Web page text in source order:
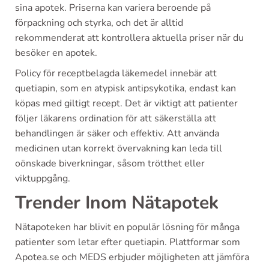
sina apotek. Priserna kan variera beroende på
förpackning och styrka, och det är alltid
rekommenderat att kontrollera aktuella priser när du
besöker en apotek.
Policy för receptbelagda läkemedel innebär att
quetiapin, som en atypisk antipsykotika, endast kan
köpas med giltigt recept. Det är viktigt att patienter
följer läkarens ordination för att säkerställa att
behandlingen är säker och effektiv. Att använda
medicinen utan korrekt övervakning kan leda till
oönskade biverkningar, såsom trötthet eller
viktuppgång.
Trender Inom Nätapotek
Nätapoteken har blivit en populär lösning för många
patienter som letar efter quetiapin. Plattformar som
Apotea.se och MEDS erbjuder möjligheten att jämföra